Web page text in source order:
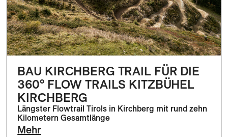
BAU KIRCHBERG TRAIL FÜR DIE
360° FLOW TRAILS KITZBÜHEL
KIRCHBERG
Längster Flowtrail Tirols in Kirchberg mit rund zehn
Kilometern Gesamtlänge
Mehr